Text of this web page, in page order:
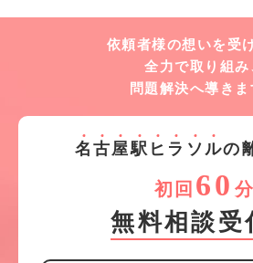
依頼者様の想いを受
全力で取り組み
問題解決へ導きま
名 古 屋駅 ヒ ラ ソ ルの
初回 60 分
無料相談受